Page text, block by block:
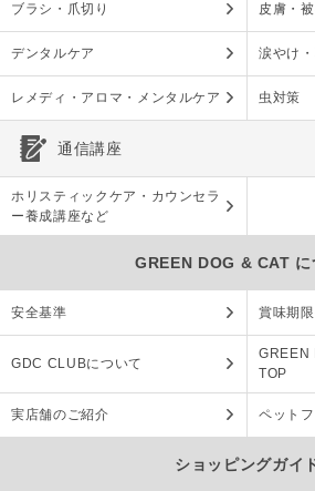
ブラシ・爪切り 皮膚・
デンタルケア 涙やけ
レメディ・アロマ・メンタルケア 虫対策
通信講座
ホリスティックケア・カウンセラ
ー養成講座など
GREEN DOG & CAT に
安全基準 賞味期
GDC CLUBについて
GREEN
TOP
実店舗のご紹介 ペット
ショッピングガイ